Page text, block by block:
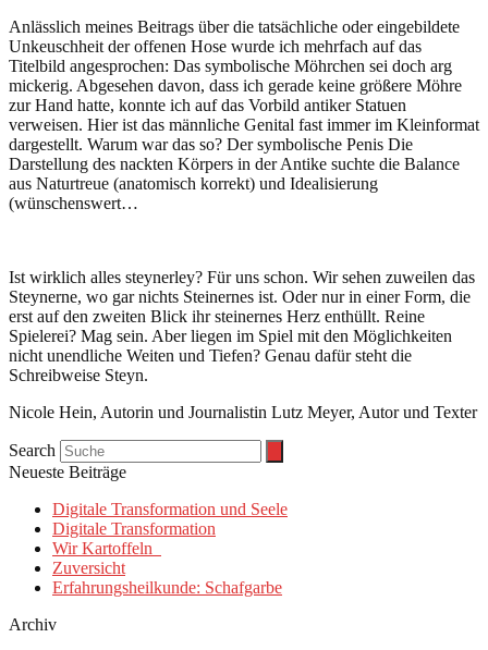
Anlässlich meines Beitrags über die tatsächliche oder eingebildete
Unkeuschheit der offenen Hose wurde ich mehrfach auf das
Titelbild angesprochen: Das symbolische Möhrchen sei doch arg
mickerig. Abgesehen davon, dass ich gerade keine größere Möhre
zur Hand hatte, konnte ich auf das Vorbild antiker Statuen
verweisen. Hier ist das männliche Genital fast immer im Kleinformat
dargestellt. Warum war das so? Der symbolische Penis Die
Darstellung des nackten Körpers in der Antike suchte die Balance
aus Naturtreue (anatomisch korrekt) und Idealisierung
(wünschenswert…
Ist wirklich alles steynerley? Für uns schon. Wir sehen zuweilen das
Steynerne, wo gar nichts Steinernes ist. Oder nur in einer Form, die
erst auf den zweiten Blick ihr steinernes Herz enthüllt. Reine
Spielerei? Mag sein. Aber liegen im Spiel mit den Möglichkeiten
nicht unendliche Weiten und Tiefen? Genau dafür steht die
Schreibweise Steyn.
Nicole Hein, Autorin und Journalistin Lutz Meyer, Autor und Texter
Search
Neueste Beiträge
Digitale Transformation und Seele
Digitale Transformation
Wir Kartoffeln
Zuversicht
Erfahrungsheilkunde: Schafgarbe
Archiv